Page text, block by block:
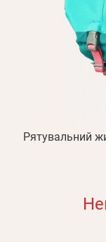
Рятувальний